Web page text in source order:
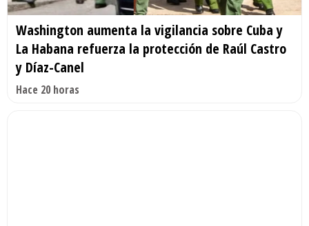
Washington aumenta la vigilancia sobre Cuba y
La Habana refuerza la protección de Raúl Castro
y Díaz-Canel
Hace 20 horas